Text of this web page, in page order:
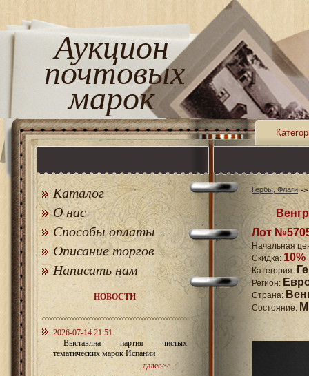
Аукцион
почтовых
марок
Каталог
О нас
Способы оплаты
Описание торгов
Написать нам
НОВОСТИ
2026-07-14 21:51
Выставлна партия чистых
тематических марок Испании
далее>>
Гербы, Флаги
Лот
Начальная
Скидка: 10%
Категория:
Регион:
Страна:
Состояние: